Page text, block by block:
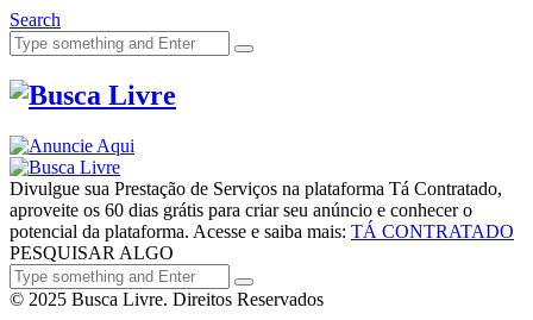
Search
Divulgue sua Prestação de Serviços na plataforma Tá Contratado,
aproveite os 60 dias grátis para criar seu anúncio e conhecer o
potencial da plataforma. Acesse e saiba mais: TÁ CONTRATADO
PESQUISAR ALGO
© 2025 Busca Livre. Direitos Reservados